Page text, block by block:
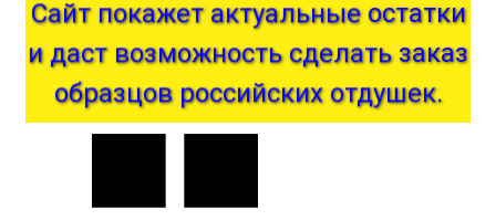
Сайт покажет актуальные остатки
и даст возможность сделать заказ
образцов российских отдушек.